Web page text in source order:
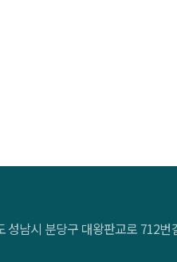
성남시 분당구 대왕판교로 712